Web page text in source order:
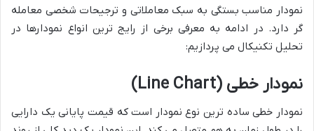
نمودار مناسب بستگی به سبک معاملاتی و ترجیحات شخصی معامله
گر دارد. در ادامه به معرفی برخی از رایج ترین انواع نمودارها در
تحلیل تکنیکال می پردازیم:
نمودار خطی (Line Chart)
نمودار خطی ساده ترین نوع نمودار است که قیمت پایانی یک دارایی